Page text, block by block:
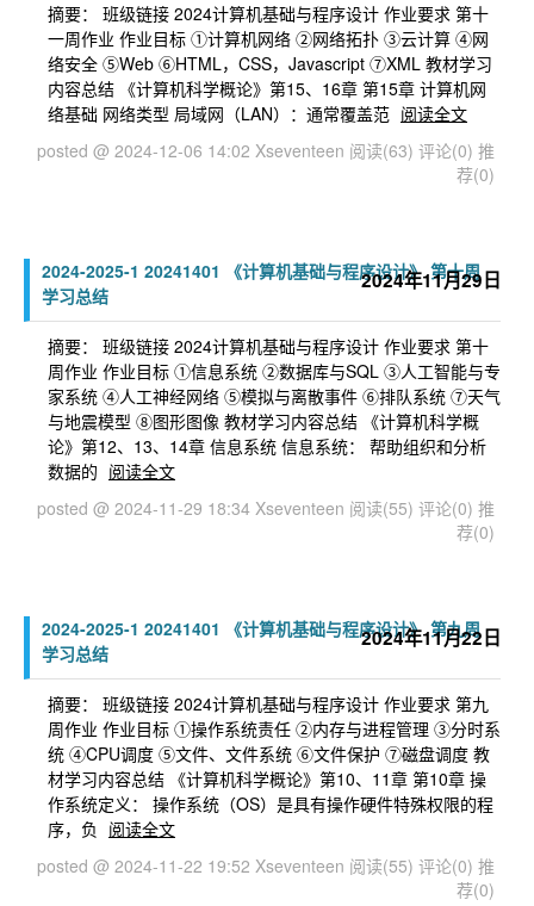
摘要： 班级链接 2024计算机基础与程序设计 作业要求 第十
一周作业 作业目标 ①计算机网络 ②网络拓扑 ③云计算 ④网
络安全 ⑤Web ⑥HTML，CSS，Javascript ⑦XML 教材学习
内容总结 《计算机科学概论》第15、16章 第15章 计算机网
络基础 网络类型 局域网（LAN）：通常覆盖范 阅读全文
posted @ 2024-12-06 14:02 Xseventeen 阅读(63) 评论(0) 推
荐(0)
2024年11月29日
2024-2025-1 20241401 《计算机基础与程序设计》 第十周
学习总结
摘要： 班级链接 2024计算机基础与程序设计 作业要求 第十
周作业 作业目标 ①信息系统 ②数据库与SQL ③人工智能与专
家系统 ④人工神经网络 ⑤模拟与离散事件 ⑥排队系统 ⑦天气
与地震模型 ⑧图形图像 教材学习内容总结 《计算机科学概
论》第12、13、14章 信息系统 信息系统： 帮助组织和分析
数据的 阅读全文
posted @ 2024-11-29 18:34 Xseventeen 阅读(55) 评论(0) 推
荐(0)
2024年11月22日
2024-2025-1 20241401 《计算机基础与程序设计》 第九周
学习总结
摘要： 班级链接 2024计算机基础与程序设计 作业要求 第九
周作业 作业目标 ①操作系统责任 ②内存与进程管理 ③分时系
统 ④CPU调度 ⑤文件、文件系统 ⑥文件保护 ⑦磁盘调度 教
材学习内容总结 《计算机科学概论》第10、11章 第10章 操
作系统定义： 操作系统（OS）是具有操作硬件特殊权限的程
序，负 阅读全文
posted @ 2024-11-22 19:52 Xseventeen 阅读(55) 评论(0) 推
荐(0)